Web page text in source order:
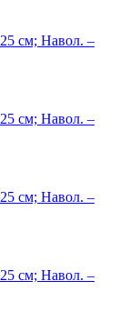
см; Навол. –
см; Навол. –
см; Навол. –
см; Навол. –